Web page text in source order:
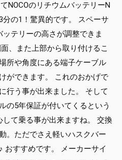
NOCOのリチウムバッテリーN
分の1！驚異的です。 スペーサ
テリーの高さが調整できま
、また上部から取り付けるこ
所や角度にある端子ケーブル
ができます。 これのおかげで
行う事が出来ました。 そして
の5年保証が付いてくるという
て乗る事が出来ますね。 交換
。ただでさえ軽いハスクバー
おすすめです。 メーカーサイ